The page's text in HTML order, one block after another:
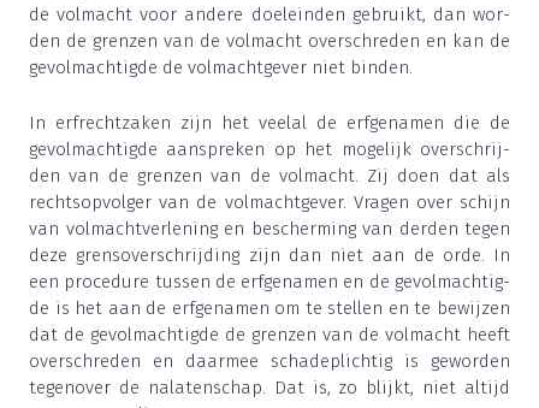
de vol­macht voor ande­re doel­ein­den gebruikt, dan wor­
den de gren­zen van de vol­macht over­schre­den en kan de
gevol­mach­tig­de de vol­macht­ge­ver niet binden.
In erf­recht­za­ken zijn het veel­al de erf­ge­na­men die de
gevol­mach­tig­de aan­spre­ken op het moge­lijk over­schrij­
den van de gren­zen van de vol­macht. Zij doen dat als
rechts­op­vol­ger van de vol­macht­ge­ver. Vra­gen over schijn
van vol­macht­ver­le­ning en bescher­ming van der­den tegen
deze grens­over­schrij­ding zijn dan niet aan de orde. In
een pro­ce­du­re tus­sen de erf­ge­na­men en de gevol­mach­tig­
de is het aan de erf­ge­na­men om te stel­len en te bewij­zen
dat de gevol­mach­tig­de de gren­zen van de vol­macht heeft
over­schre­den en daar­mee scha­de­plich­tig is gewor­den
tegen­over de nala­ten­schap. Dat is, zo blijkt, niet altijd